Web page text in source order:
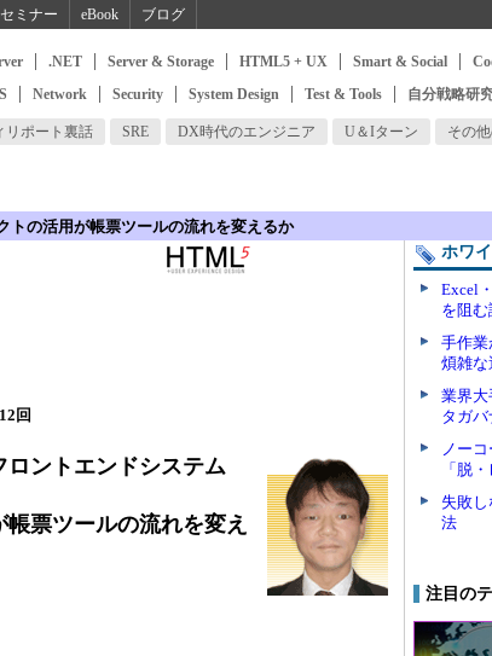
セミナー eBook ブログ
.NET Server & Storage HTML5 + UX Smart & Social
Network Security System Design Test & Tools 自分戦略研
リポート裏話 SRE DX時代のエンジニア U＆Iターン その
トの活用が帳票ツールの流れを変えるか
回
ロントエンドシステム
票ツールの流れを変え
ホワ
Excel
を阻む
手作業
煩雑な
業界
タガ
ノー
「脱
失敗
法
注目の